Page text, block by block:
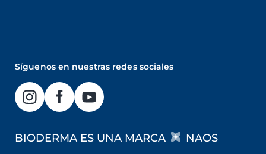
Síguenos en nuestras redes sociales
BIODERMA ES UNA MARCA NAOS